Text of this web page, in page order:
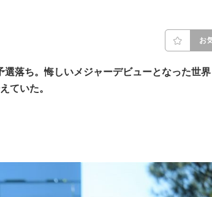
お
落ち。悔しいメジャーデビューとなった世界
ていた。